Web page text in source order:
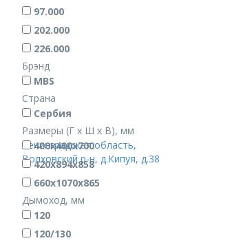
Ленинградская область,
Волховский р-н, д.Кипуя, д.38
97.000
202.000
226.000
Брэнд
MBS
Страна
Сербия
Размеры (Г х Ш х В), мм
400х400х700
420х894х858
660х1070х865
Дымоход, мм
120
120/130